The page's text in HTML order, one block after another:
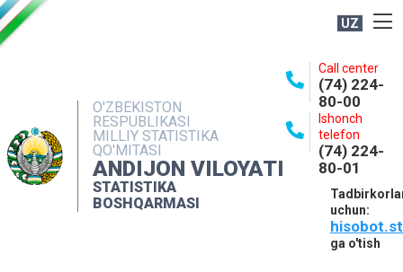
UZ
O'ZBEKISTON
RESPUBLIKASI
MILLIY STATISTIKA
QO'MITASI
ANDIJON VILOYATI
STATISTIKA
BOSHQARMASI
Call center
(74) 224-
80-00
Ishonch
telefon
(74) 224-
80-01
uchun:
ga o'tish
NASHRLAR
INTERAKTIV XIZMATLAR
MATBUOT XIZMATI
MUROJAATLAR